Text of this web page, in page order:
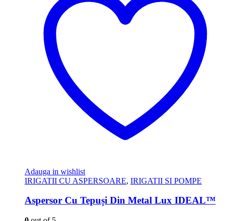
Adauga in wishlist
IRIGATII CU ASPERSOARE, IRIGATII SI POMPE
Aspersor Cu Tepuși Din Metal Lux IDEAL™